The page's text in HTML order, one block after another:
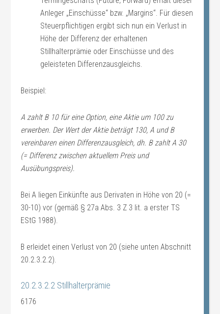
Anleger „Einschüsse“ bzw. „Margins“. Für diesen
Steuerpflichtigen ergibt sich nun ein Verlust in
Höhe der Differenz der erhaltenen
Stillhalterprämie oder Einschüsse und des
geleisteten Differenzausgleichs.
Beispiel:
A zahlt B 10 für eine Option, eine Aktie um 100 zu
erwerben. Der Wert der Aktie beträgt 130, A und B
vereinbaren einen Differenzausgleich, dh. B zahlt A 30
(= Differenz zwischen aktuellem Preis und
Ausübungspreis).
Bei A liegen Einkünfte aus Derivaten in Höhe von 20 (=
30-10) vor (gemäß § 27a Abs. 3 Z 3 lit. a erster TS
EStG 1988).
B erleidet einen Verlust von 20 (siehe unten Abschnitt
20.2.3.2.2).
20.2.3.2.2 Stillhalterprämie
6176